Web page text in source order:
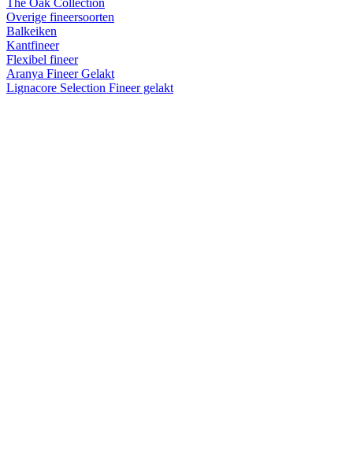
The Oak Collection
Overige fineersoorten
Balkeiken
Kantfineer
Flexibel fineer
Aranya Fineer Gelakt
Lignacore Selection Fineer gelakt